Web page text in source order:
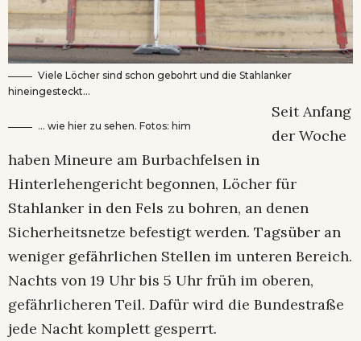
Viele Löcher sind schon gebohrt und die Stahlanker
hineingesteckt…
… wie hier zu sehen. Fotos: him
Seit Anfang
der Woche
haben Mineure am Burbachfelsen in
Hinterlehengericht begonnen, Löcher für
Stahlanker in den Fels zu bohren, an denen
Sicherheitsnetze befestigt werden. Tagsüber an
weniger gefährlichen Stellen im unteren Bereich.
Nachts von 19 Uhr bis 5 Uhr früh im oberen,
gefährlicheren Teil. Dafür wird die Bundestraße
jede Nacht komplett gesperrt.